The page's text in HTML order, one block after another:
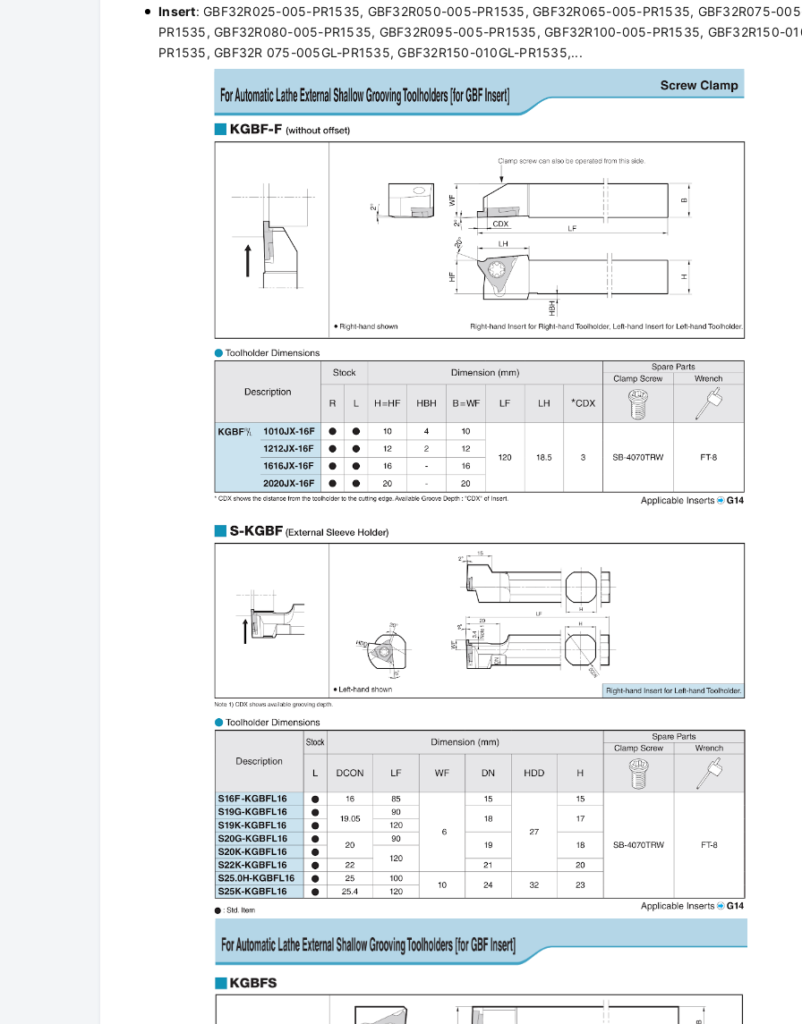
Insert: GBF32R025-005-PR1535, GBF32R050-005-PR1535, GBF32R065-005-PR1535, GBF32R075-
PR1535, GBF32R080-005-PR1535, GBF32R095-005-PR1535, GBF32R100-005-PR1535, GBF32R150-
PR1535, GBF32R 075-005GL-PR1535, GBF32R150-010GL-PR1535,...